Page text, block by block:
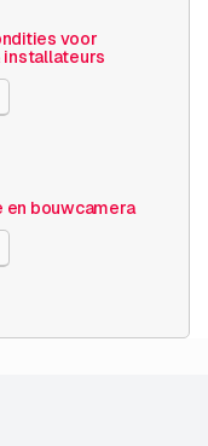
voor
installateurs
bouwcamera